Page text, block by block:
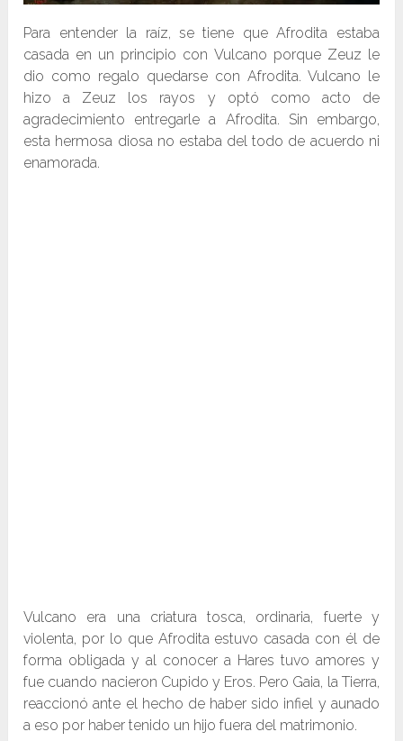
Para entender la raíz, se tiene que Afrodita estaba
casada en un principio con Vulcano porque Zeuz le
dio como regalo quedarse con Afrodita. Vulcano le
hizo a Zeuz los rayos y optó como acto de
agradecimiento entregarle a Afrodita. Sin embargo,
esta hermosa diosa no estaba del todo de acuerdo ni
enamorada.
Vulcano era una criatura tosca, ordinaria, fuerte y
violenta, por lo que Afrodita estuvo casada con él de
forma obligada y al conocer a Hares tuvo amores y
fue cuando nacieron Cupido y Eros. Pero Gaia, la Tierra,
reaccionó ante el hecho de haber sido infiel y aunado
a eso por haber tenido un hijo fuera del matrimonio.